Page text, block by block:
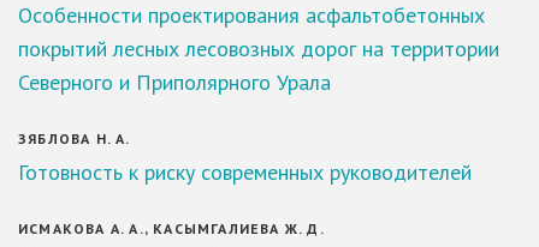
Особенности проектирования асфальтобетонных
покрытий лесных лесовозных дорог на территории
Северного и Приполярного Урала
ЗЯБЛОВА Н. А.
Готовность к риску современных руководителей
ИСМАКОВА А. А., КАСЫМГАЛИЕВА Ж. Д.